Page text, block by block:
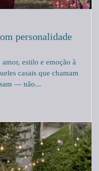
personalidade
estilo e emoção à
casais que chamam
— não...